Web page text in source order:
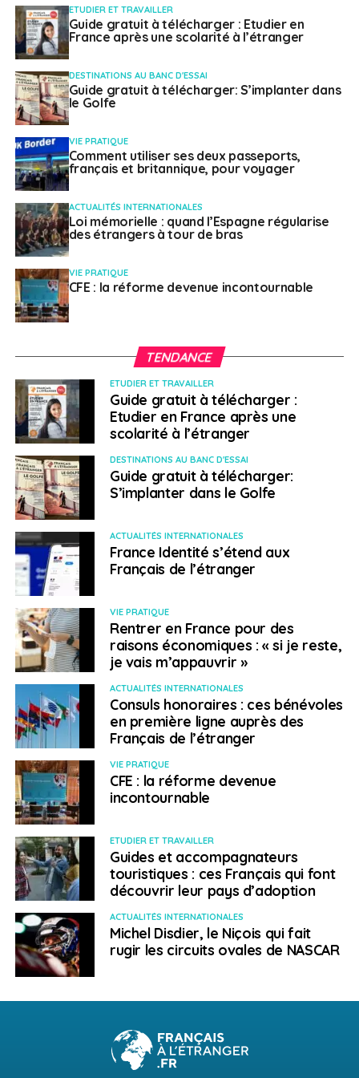
ETUDIER ET TRAVAILLER
Guide gratuit à télécharger : Etudier en
France après une scolarité à l’étranger
DESTINATIONS AU BANC D'ESSAI
Guide gratuit à télécharger: S’implanter dans
le Golfe
VIE PRATIQUE
Comment utiliser ses deux passeports,
français et britannique, pour voyager
ACTUALITÉS INTERNATIONALES
Loi mémorielle : quand l’Espagne régularise
des étrangers à tour de bras
VIE PRATIQUE
CFE : la réforme devenue incontournable
TENDANCE
ETUDIER ET TRAVAILLER
Guide gratuit à télécharger :
Etudier en France après une
scolarité à l’étranger
DESTINATIONS AU BANC D'ESSAI
Guide gratuit à télécharger:
S’implanter dans le Golfe
ACTUALITÉS INTERNATIONALES
France Identité s’étend aux
Français de l’étranger
VIE PRATIQUE
Rentrer en France pour des
raisons économiques : « si je reste,
je vais m’appauvrir »
ACTUALITÉS INTERNATIONALES
Consuls honoraires : ces bénévoles
en première ligne auprès des
Français de l’étranger
VIE PRATIQUE
CFE : la réforme devenue
incontournable
ETUDIER ET TRAVAILLER
Guides et accompagnateurs
touristiques : ces Français qui font
découvrir leur pays d’adoption
ACTUALITÉS INTERNATIONALES
Michel Disdier, le Niçois qui fait
rugir les circuits ovales de NASCAR